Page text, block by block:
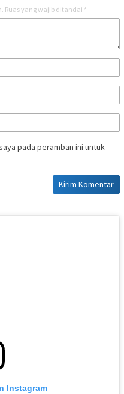
Ruas yang wajib ditandai *
pada peramban ini untuk
Instagram